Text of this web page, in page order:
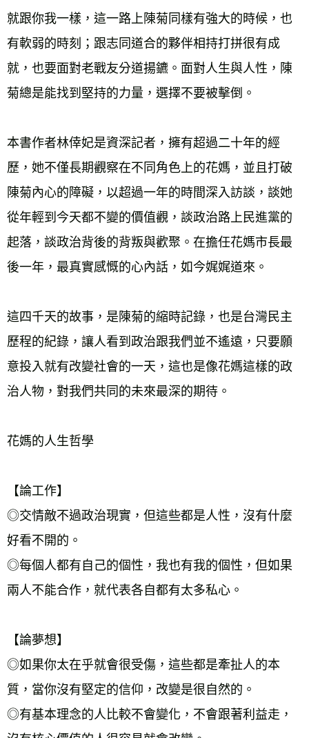
就跟你我一樣，這一路上陳菊同樣有強大的時候，也
有軟弱的時刻；跟志同道合的夥伴相持打拼很有成
就，也要面對老戰友分道揚鑣。面對人生與人性，陳
菊總是能找到堅持的力量，選擇不要被擊倒。
本書作者林倖妃是資深記者，擁有超過二十年的經
歷，她不僅長期觀察在不同角色上的花媽，並且打破
陳菊內心的障礙，以超過一年的時間深入訪談，談她
從年輕到今天都不變的價值觀，談政治路上民進黨的
起落，談政治背後的背叛與歡聚。在擔任花媽市長最
後一年，最真實感慨的心內話，如今娓娓道來。
這四千天的故事，是陳菊的縮時記錄，也是台灣民主
歷程的紀錄，讓人看到政治跟我們並不遙遠，只要願
意投入就有改變社會的一天，這也是像花媽這樣的政
治人物，對我們共同的未來最深的期待。
花媽的人生哲學
【論工作】
◎交情敵不過政治現實，但這些都是人性，沒有什麼
好看不開的。
◎每個人都有自己的個性，我也有我的個性，但如果
兩人不能合作，就代表各自都有太多私心。
【論夢想】
◎如果你太在乎就會很受傷，這些都是牽扯人的本
質，當你沒有堅定的信仰，改變是很自然的。
◎有基本理念的人比較不會變化，不會跟著利益走，